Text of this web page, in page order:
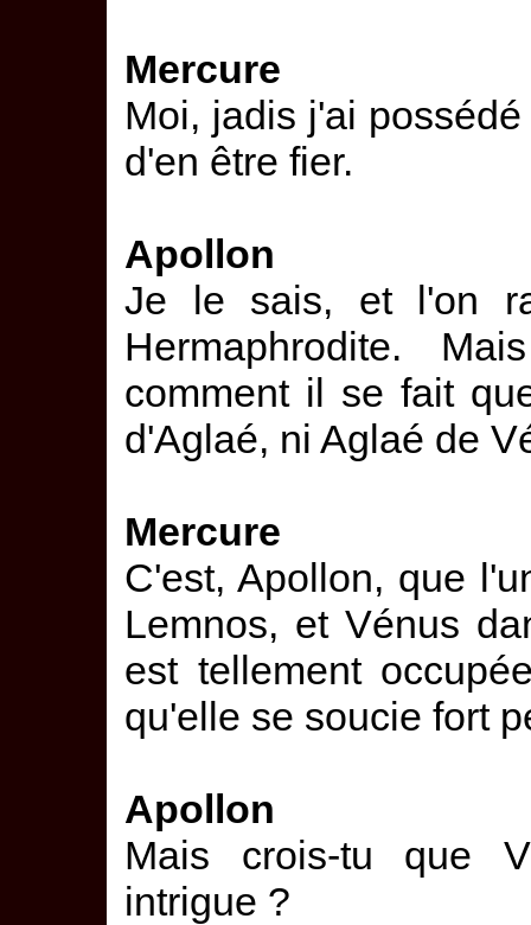
Mercure
Moi, jadis j'ai
d'en être fier.
Apollon
Je le sais, et l'on
Hermaphrodite.
comment il se fait
d'Aglaé, ni Aglaé de
Mercure
C'est, Apollon, que
Lemnos, et Vénus
est tellement
qu'elle se soucie fort
Apollon
Mais crois-tu que
intrigue ?